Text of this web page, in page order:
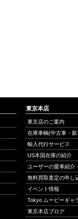
東京本店
東京店のご案内
在庫車輌(中古車・
輸入代行サービス
US本国在庫の紹介
ユーザーの愛車紹介
無料買取査定の申し
イベント情報
Tokyo ムービーギャ
東京本店ブログ